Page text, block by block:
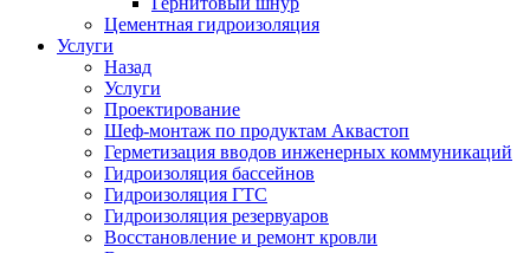
Цементная гидроизоляция
Услуги
Назад
Услуги
Проектирование
Шеф-монтаж по продуктам Аквастоп
Герметизация вводов инженерных коммуникаций
Гидроизоляция бассейнов
Гидроизоляция ГТС
Гидроизоляция резервуаров
Восстановление и ремонт кровли